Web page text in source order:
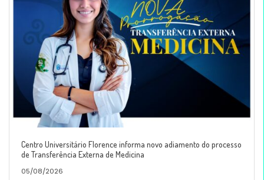
Centro Universitário Florence informa novo adiamento do processo
de Transferência Externa de Medicina
05/08/2026